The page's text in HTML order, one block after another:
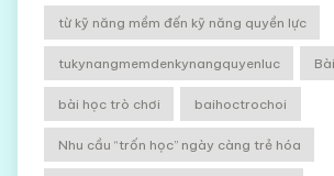
từ kỹ năng mềm đến kỹ năng quyền lực
tukynangmemdenkynangquyenluc
bài học trò chơi baihoctrochoi
Nhu cầu “trốn học” ngày càng trẻ hóa